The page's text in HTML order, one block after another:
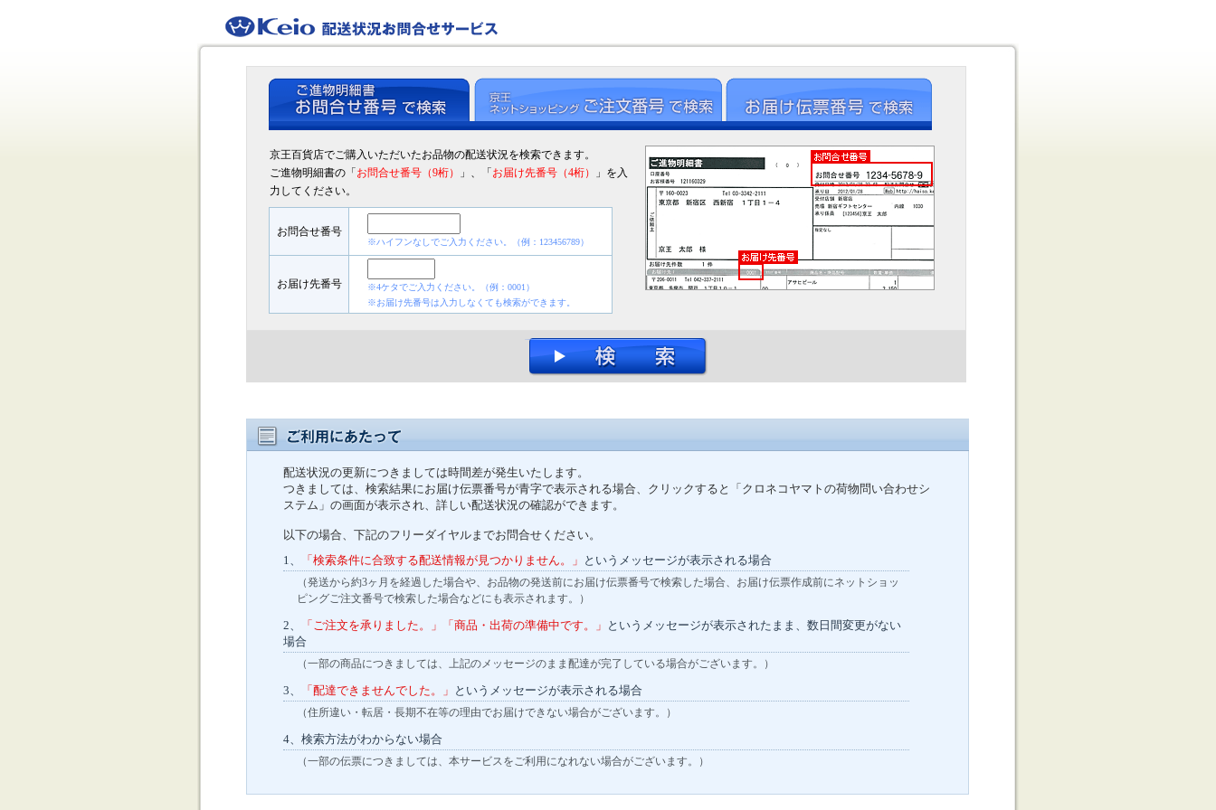
京王百貨店でご購入いただいたお品物の配送状況を検索できます。
ご進物明細書の「 お問合せ番号（9桁） 」、「 お届け先番号（4桁）
」を入
力してください。
お問合せ番号
※ハイフンなしでご入力ください。（例：123456789）
お届け先番号
※4ケタでご入力ください。（例：0001）
※お届け先番号は入力しなくても検索ができます。
配送状況の更新につきましては時間差が発生いたします。
つきましては、検索結果にお届け伝票番号が青字で表示される場合、クリックすると「クロネコヤマトの荷物問い合わせシ
ステム」の画面が表示され、詳しい配送状況の確認ができます。
以下の場合、下記のフリーダイヤルまでお問合せください。
1、
「検索条件に合致する配送情報が見つかりません。」
というメッセージが表示される場合
（発送から約3ヶ月を経過した場合や、お品物の発送前にお届け伝票番号で検索した場合、お届け伝票作成前にネットショッ
ピングご注文番号で検索した場合などにも表示されます。）
2、 「ご注文を承りました。」「商品・出荷の準備中です。」
というメッセージが表示されたまま、数日間変更がない
場合
（一部の商品につきましては、上記のメッセージのまま配達が完了している場合がございます。）
3、 「配達できませんでした。」
というメッセージが表示される場合
（住所違い・転居・長期不在等の理由でお届けできない場合がございます。）
4、検索方法がわからない場合
（一部の伝票につきましては、本サービスをご利用になれない場合がございます。）